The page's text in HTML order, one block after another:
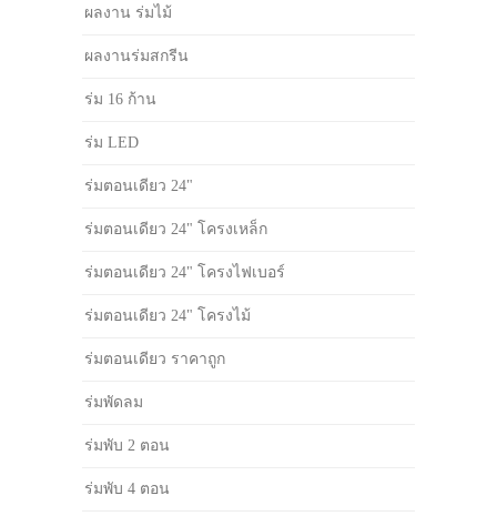
ผลงาน ร่มไม้
ผลงานร่มสกรีน
ร่ม 16 ก้าน
ร่ม LED
ร่มตอนเดียว 24"
ร่มตอนเดียว 24" โครงเหล็ก
ร่มตอนเดียว 24" โครงไฟเบอร์
ร่มตอนเดียว 24" โครงไม้
ร่มตอนเดียว ราคาถูก
ร่มพัดลม
ร่มพับ 2 ตอน
ร่มพับ 4 ตอน